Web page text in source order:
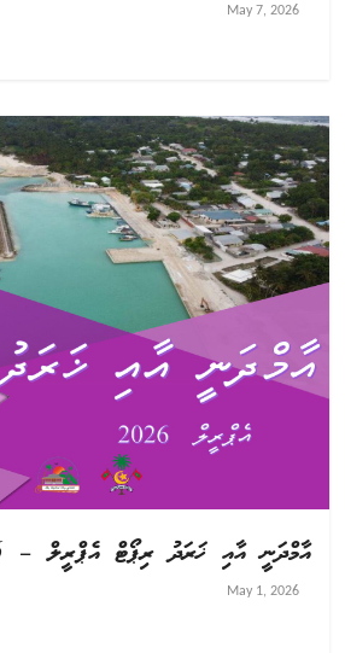
May 7, 2026
އާމްދަނީ އާއި ޚަރަދު ރިޕޯޓް އެޕްރީލް – 2026
May 1, 2026